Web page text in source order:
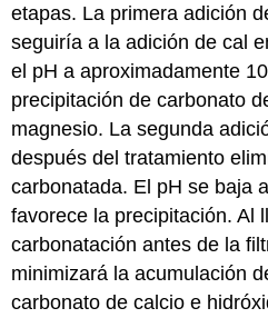
etapas. La primera adición
seguiría a la adición de cal
el pH a aproximadamente
precipitación de carbonato
magnesio. La segunda
después del tratamiento
carbonatada. El pH se baja
favorece la precipitación. Al
carbonatación antes de la
minimizará la acumulación
carbonato de calcio e